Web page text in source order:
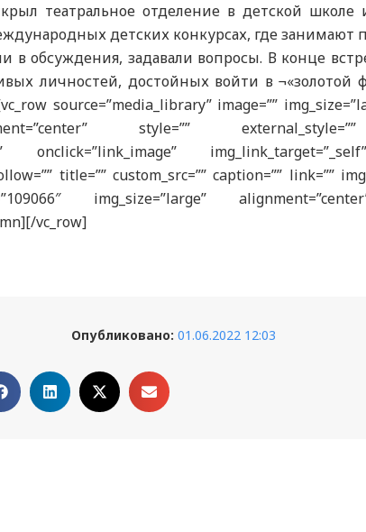
театральное отделение в детской школе
детских конкурсах, где занимают
в обсуждения, задавали вопросы. В конце
личностей, достойных войти в ¬«золотой
source=”media_library” image=””
style=”” external_style=””
onclick=”link_image”
title=”” custom_src=”” caption=”” link=””
img_size=”large”
vc_row]
Опубликовано: 01.06.2022 12:03